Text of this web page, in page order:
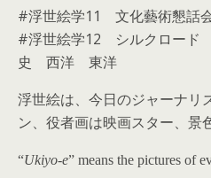
#浮世絵学11 文化藝術懇話
#浮世絵学12 シルクロー
史 西洋 東洋
浮世絵は、今日のジャーナリ
ン、役者画は映画スター、景
“Ukiyo-e” means the pictures of